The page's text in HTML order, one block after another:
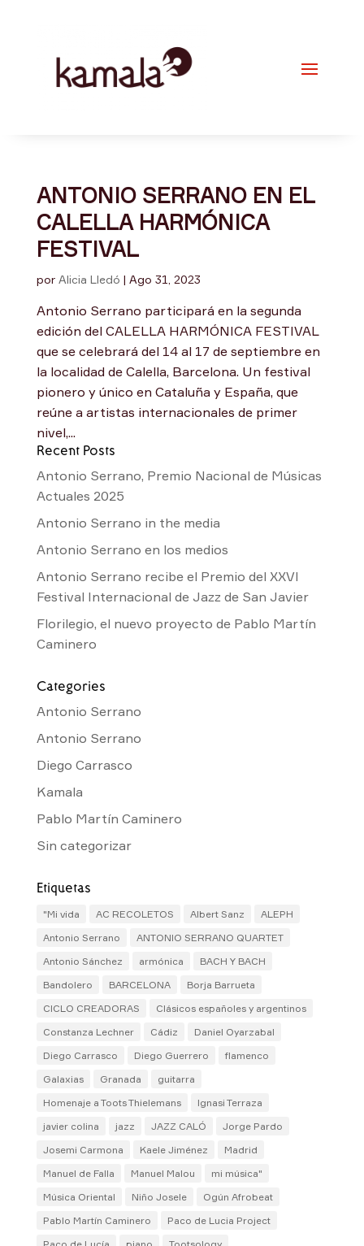
ANTONIO SERRANO EN EL
CALELLA HARMÓNICA
FESTIVAL
por Alicia Lledó | Ago 31, 2023
Antonio Serrano participará en la segunda
edición del CALELLA HARMÓNICA FESTIVAL
que se celebrará del 14 al 17 de septiembre en
la localidad de Calella, Barcelona. Un festival
pionero y único en Cataluña y España, que
reúne a artistas internacionales de primer
nivel,...
Recent Posts
Antonio Serrano, Premio Nacional de Músicas
Actuales 2025
Antonio Serrano in the media
Antonio Serrano en los medios
Antonio Serrano recibe el Premio del XXVI
Festival Internacional de Jazz de San Javier
Florilegio, el nuevo proyecto de Pablo Martín
Caminero
Categories
Antonio Serrano
Antonio Serrano
Diego Carrasco
Kamala
Pablo Martín Caminero
Sin categorizar
Etiquetas
"Mi vida AC RECOLETOS Albert Sanz
ALEPH
Antonio Serrano
ANTONIO SERRANO QUARTET
Antonio Sánchez
armónica
BACH Y BACH
Bandolero
BARCELONA
Borja Barrueta
CICLO CREADORAS
Clásicos españoles y argentinos
Constanza Lechner
Cádiz
Daniel Oyarzabal
Diego Carrasco
Diego Guerrero
flamenco
Galaxias
Granada
guitarra
Homenaje a Toots Thielemans
Ignasi Terraza
javier colina
jazz JAZZ CALÓ
Jorge Pardo
Josemi Carmona
Kaele Jiménez
Madrid
Manuel de Falla
Manuel Malou
mi música"
Música Oriental
Niño Josele
Ogún Afrobeat
Pablo Martín Caminero
Paco de Lucia Project